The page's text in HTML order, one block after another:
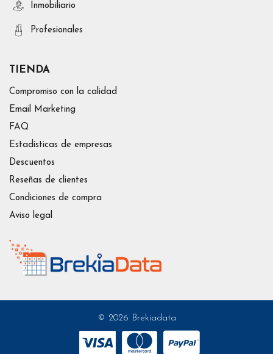
Inmobiliario
Profesionales
TIENDA
Compromiso con la calidad
Email Marketing
FAQ
Estadísticas de empresas
Descuentos
Reseñas de clientes
Condiciones de compra
Aviso legal
© 2026 Brekiadata